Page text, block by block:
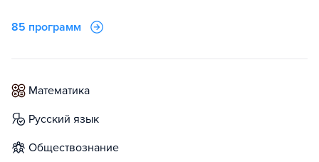
85 программ
математика
русский язык
обществознание